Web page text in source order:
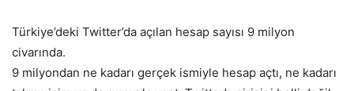
Türkiye’deki Twitter’da açılan hesap sayısı 9 milyon
civarında.
9 milyondan ne kadarı gerçek ismiyle hesap açtı, ne kadarı